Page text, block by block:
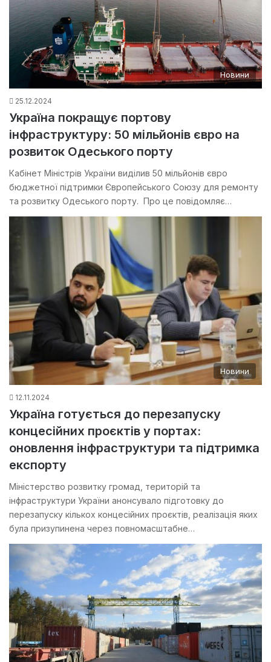
Новини
25.12.2024
Україна покращує портову
інфраструктуру: 50 мільйонів євро на
розвиток Одеського порту
Кабінет Міністрів України виділив 50 мільйонів євро
бюджетної підтримки Європейського Союзу для ремонту
та розвитку Одеського порту. Про це повідомляє…
Новини
12.11.2024
Україна готується до перезапуску
концесійних проєктів у портах:
оновлення інфраструктури та підтримка
експорту
Міністерство розвитку громад, територій та
інфраструктури України анонсувало підготовку до
перезапуску кількох концесійних проєктів, реалізація яких
була призупинена через повномасштабне…